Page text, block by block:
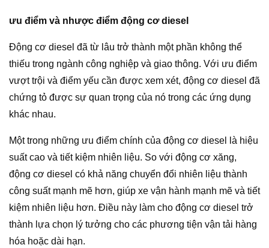
ưu điểm và nhược điểm động cơ diesel
Động cơ diesel đã từ lâu trở thành một phần không thể
thiếu trong ngành công nghiệp và giao thông. Với ưu điểm
vượt trội và điểm yếu cần được xem xét, động cơ diesel đã
chứng tỏ được sự quan trọng của nó trong các ứng dụng
khác nhau.
Một trong những ưu điểm chính của động cơ diesel là hiệu
suất cao và tiết kiệm nhiên liệu. So với động cơ xăng,
động cơ diesel có khả năng chuyển đổi nhiên liệu thành
công suất mạnh mẽ hơn, giúp xe vận hành mạnh mẽ và tiết
kiệm nhiên liệu hơn. Điều này làm cho động cơ diesel trở
thành lựa chọn lý tưởng cho các phương tiện vận tải hàng
hóa hoặc dài hạn.